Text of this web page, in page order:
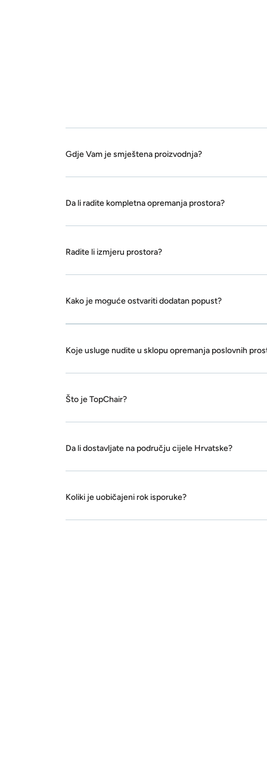
Gdje Vam je smještena proizvodnja?
Da li radite kompletna opremanja prostora?
Radite li izmjeru prostora?
Kako je moguće ostvariti dodatan popust?
Koje usluge nudite u sklopu opremanja poslovnih
Što je TopChair?
Da li dostavljate na području cijele Hrvatske?
Koliki je uobičajeni rok isporuke?